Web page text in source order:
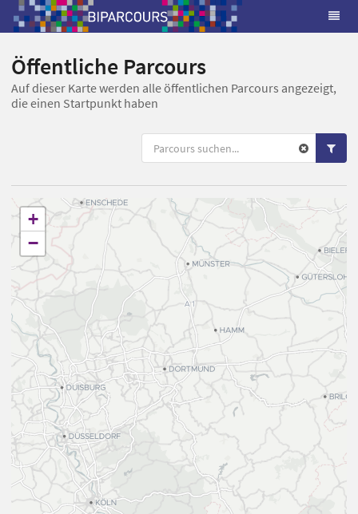
Öffentliche Parcours
Auf dieser Karte werden alle öffentlichen Parcours angezeigt,
die einen Startpunkt haben
+
−